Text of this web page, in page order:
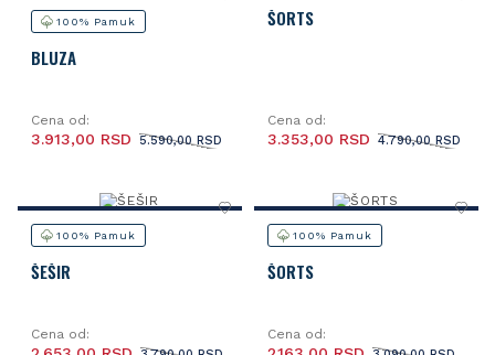
100% Pamuk
BLUZA
Cena od:
5.590,00 RSD
3.913,00 RSD
ŠORTS
Cena od:
4.790,00 RSD
3.353,00 RSD
100% Pamuk
ŠEŠIR
Cena od:
100% Pamuk
ŠORTS
Cena od: